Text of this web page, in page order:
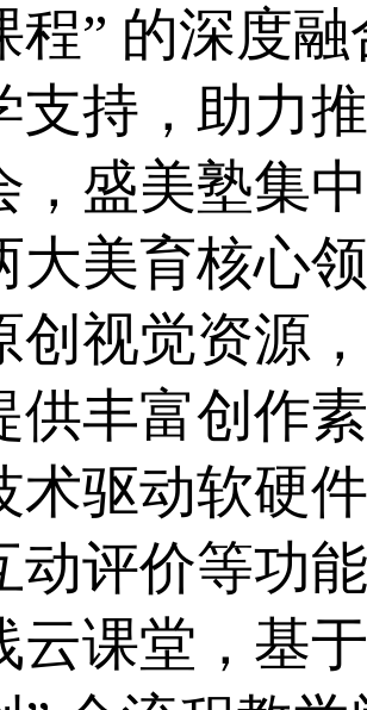
程” 的深度
支持，助力
，盛美塾集
大美育核心
创视觉资源
供丰富创作
术驱动软硬
动评价等功
云课堂，基